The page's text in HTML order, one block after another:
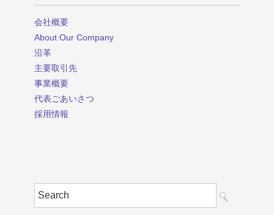
会社概要
About Our Company
沿革
主要取引先
事業概要
代表ごあいさつ
採用情報